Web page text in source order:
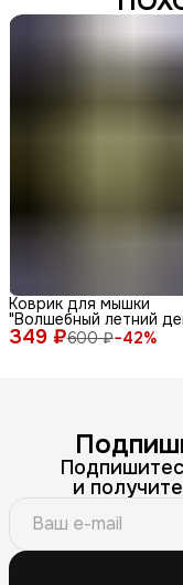
349 ₽600 ₽−42%
Коврик для мышки
"Волшебный летний
с енотом среди
и бабочек"
и